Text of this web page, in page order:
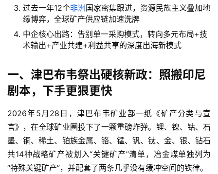
过去一年12个非洲国家密集跟进，资源民族主义叠加地
缘博弈，全球矿产供应链加速洗牌
中企核心出路：告别单一采购模式，转向多元布局+技
术输出+产业共建+利益共享的深度出海新模式
一、津巴布韦祭出硬核新政：照搬印尼
剧本，下手更狠更快
2026年5月28日，津巴布韦矿业部一纸《矿产分类与宣
言》，在全球矿业圈投下了一颗重磅炸弹。锂、镍、钴、石
墨、铜、稀土、铂族金属、铬、锰、钒、钛、金、银、钻石
共14种战略矿产被划入“关键矿产”清单，冶金煤单独列为
“特殊关键矿产”，并配套了两条几乎没有缓冲空间的铁律。